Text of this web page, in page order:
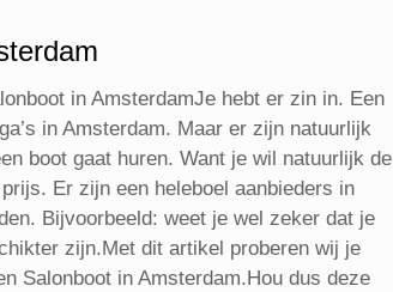
in AmsterdamJe hebt er zin in. Een
in Amsterdam. Maar er zijn natuurlijk
boot gaat huren. Want je wil natuurlijk de
Er zijn een heleboel aanbieders in
Bijvoorbeeld: weet je wel zeker dat je
zijn.Met dit artikel proberen wij je
Salonboot in Amsterdam.Hou dus deze